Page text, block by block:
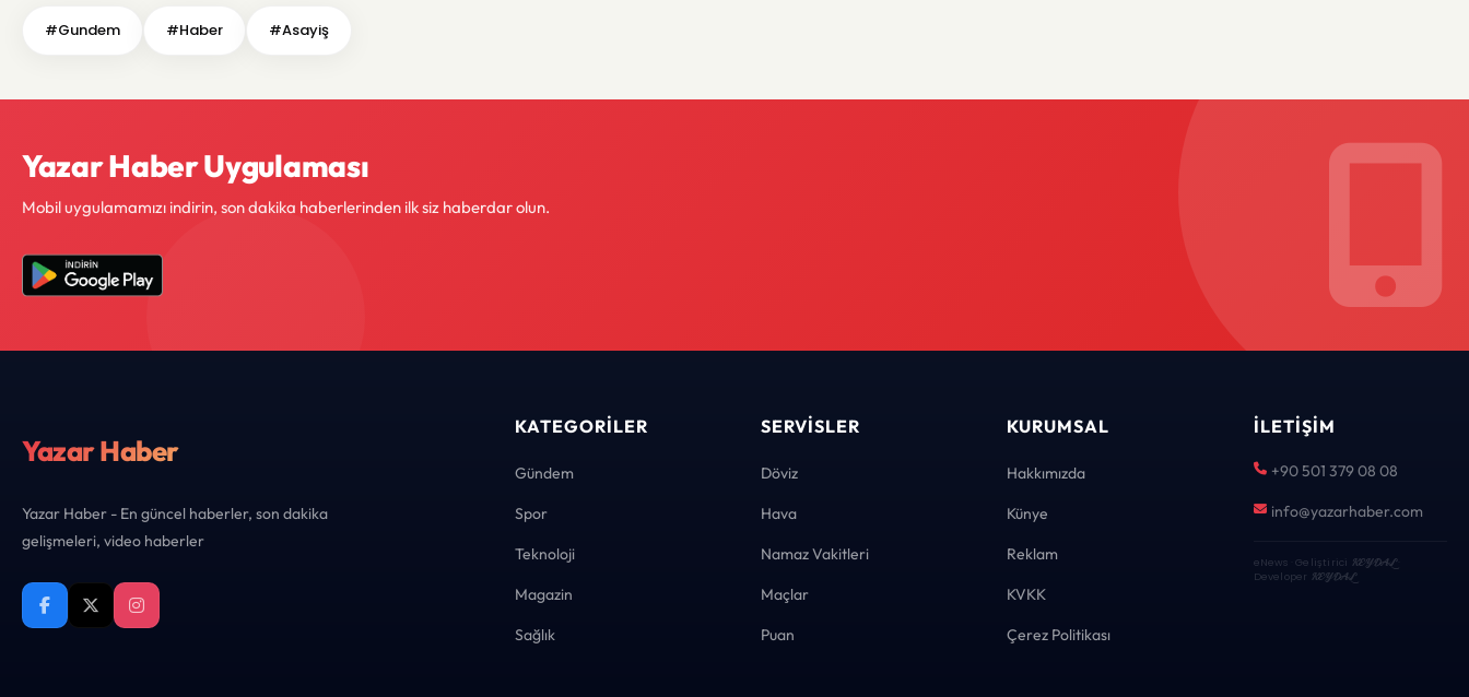
#Gundem #Haber #Asayiş
Yazar Haber Uygulaması
Mobil uygulamamızı indirin, son dakika haberlerinden ilk siz haberdar olun.
Yazar Haber
Yazar Haber - En güncel haberler, son dakika
gelişmeleri, video haberler
KATEGORILER
Gündem
Spor
Teknoloji
Magazin
Sağlık
SERVISLER
Döviz
Hava
Namaz Vakitleri
Maçlar
Puan
KURUMSAL
Hakkımızda
Künye
Reklam
KVKK
Çerez Politikası
İLETIŞIM
+90 501 379 08 08
info@yazarhaber.com
eNews · Geliştirici KEYDAL·
Developer KEYDAL